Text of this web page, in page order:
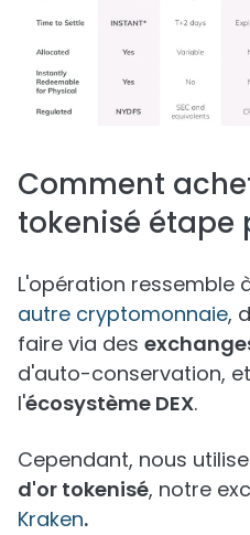
Comment
tokenisé étape
L'opération ressemble
autre cryptomonnaie,
faire via des
d'auto-conservation,
l'écosystème DEX.
Cependant, nous
d'or tokenisé, notre
Kraken.